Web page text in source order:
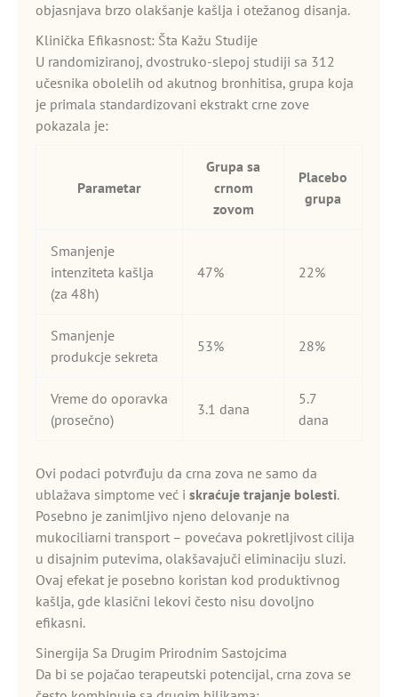
objasnjava brzo olakšanje kašlja i otežanog disanja.
Klinička Efikasnost: Šta Kažu Studije
U randomiziranoj, dvostruko-slepoj studiji sa 312
učesnika obolelih od akutnog bronhitisa, grupa koja
je primala standardizovani ekstrakt crne zove
pokazala je:
Parametar
Grupa sa
crnom
zovom
Placebo
grupa
Smanjenje
intenziteta kašlja
(za 48h)
47% 22%
Smanjenje
produkcje sekreta
53% 28%
Vreme do oporavka
(prosečno)
3.1 dana
5.7
dana
Ovi podaci potvrđuju da crna zova ne samo da
ublažava simptome već i skraćuje trajanje bolesti.
Posebno je zanimljivo njeno delovanje na
mukociliarni transport – povećava pokretljivost cilija
u disajnim putevima, olakšavajuči eliminaciju sluzi.
Ovaj efekat je posebno koristan kod produktivnog
kašlja, gde klasični lekovi često nisu dovoljno
efikasni.
Sinergija Sa Drugim Prirodnim Sastojcima
Da bi se pojačao terapeutski potencijal, crna zova se